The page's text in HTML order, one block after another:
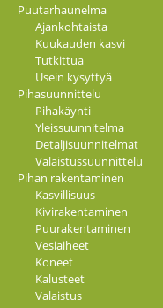
Puutarhaunelma
Ajankohtaista
Kuukauden kasvi
Tutkittua
Usein kysyttyä
Pihasuunnittelu
Pihakäynti
Yleissuunnitelma
Detaljisuunnitelmat
Valaistussuunnittelu
Pihan rakentaminen
Kasvillisuus
Kivirakentaminen
Puurakentaminen
Vesiaiheet
Koneet
Kalusteet
Valaistus